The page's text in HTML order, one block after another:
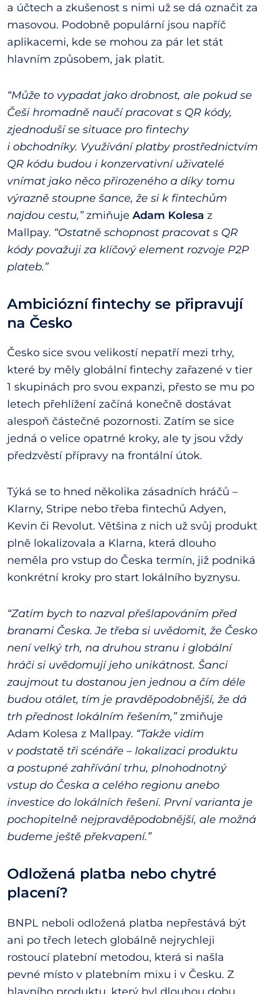
a účtech a zkušenost s nimi už se dá označit za
masovou. Podobně populární jsou napříč
aplikacemi, kde se mohou za pár let stát
hlavním způsobem, jak platit.
“Může to vypadat jako drobnost, ale pokud se
Češi hromadně naučí pracovat s QR kódy,
zjednoduší se situace pro fintechy
i obchodníky. Využívání platby prostřednictvím
QR kódu budou i konzervativní uživatelé
vnímat jako něco přirozeného a díky tomu
výrazně stoupne šance, že si k fintechům
najdou cestu,”zmiňuje Adam Kolesa z
Mallpay. “Ostatně schopnost pracovat s QR
kódy považuji za klíčový element rozvoje P2P
plateb.”
Ambiciózní fintechy se připravují
na Česko
Česko sice svou velikostí nepatří mezi trhy,
které by měly globální fintechy zařazené v tier
1 skupinách pro svou expanzi, přesto se mu po
letech přehlížení začíná konečně dostávat
alespoň částečné pozornosti. Zatím se sice
jedná o velice opatrné kroky, ale ty jsou vždy
předzvěstí přípravy na frontální útok.
Týká se to hned několika zásadních hráčů –
Klarny, Stripe nebo třeba fintechů Adyen,
Kevin či Revolut. Většina z nich už svůj produkt
plně lokalizovala a Klarna, která dlouho
neměla pro vstup do Česka termín, již podniká
konkrétní kroky pro start lokálního byznysu.
“Zatím bych to nazval přešlapováním před
branami Česka. Je třeba si uvědomit, že Česko
není velký trh, na druhou stranu i globální
hráči si uvědomují jeho unikátnost. Šanci
zaujmout tu dostanou jen jednou a čím déle
budou otálet, tím je pravděpodobnější, že dá
trh přednost lokálním řešením,”zmiňuje
Adam Kolesa z Mallpay. “Takže vidím
v podstatě tři scénáře – lokalizaci produktu
a postupné zahřívání trhu, plnohodnotný
vstup do Česka a celého regionu anebo
investice do lokálních řešení. První varianta je
pochopitelně nejpravděpodobnější, ale možná
budeme ještě překvapení.”
Odložená platba nebo chytré
placení?
BNPL neboli odložená platba nepřestává být
ani po třech letech globálně nejrychleji
rostoucí platební metodou, která si našla
pevné místo v platebním mixu i v Česku. Z